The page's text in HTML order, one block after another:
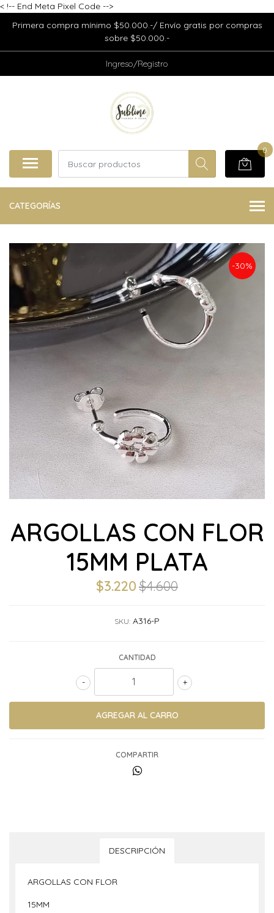
< !-- End Meta Pixel Code -->
Primera compra mínimo $50.000.-/ Envío gratis por compras
sobre $50.000.-
Ingreso/Registro
0
CATEGORÍAS
-30%
ARGOLLAS CON FLOR
15MM PLATA
$3.220$4.600
SKU: A316-P
CANTIDAD
+
-
COMPARTIR
DESCRIPCIÓN
ARGOLLAS CON FLOR
15MM